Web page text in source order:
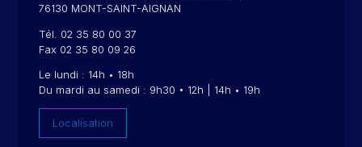
76130 MONT-SAINT-AIGNAN
Tél. 02 35 80 00 37
Fax 02 35 80 09 26
Le lundi : 14h • 18h
Du mardi au samedi : 9h30 • 12h | 14h • 19h
Localisation